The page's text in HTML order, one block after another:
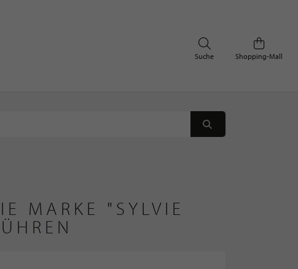
Shopping-Mall
Suche
MARKE "SYLVIE